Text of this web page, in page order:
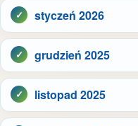
styczeń 2026
grudzień 2025
listopad 2025